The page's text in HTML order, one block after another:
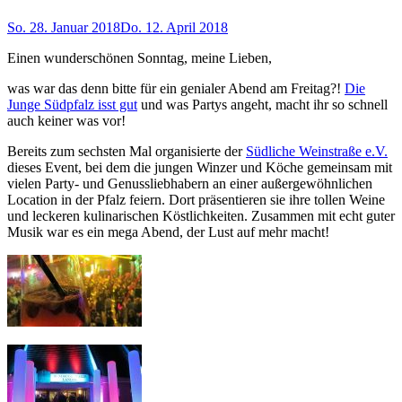
So. 28. Januar 2018Do. 12. April 2018
Einen wunderschönen Sonntag, meine Lieben,
was war das denn bitte für ein genialer Abend am Freitag?! Die
Junge Südpfalz isst gut und was Partys angeht, macht ihr so schnell
auch keiner was vor!
Bereits zum sechsten Mal organisierte der Südliche Weinstraße e.V.
dieses Event, bei dem die jungen Winzer und Köche gemeinsam mit
vielen Party- und Genussliebhabern an einer außergewöhnlichen
Location in der Pfalz feiern. Dort präsentieren sie ihre tollen Weine
und leckeren kulinarischen Köstlichkeiten. Zusammen mit echt guter
Musik war es ein mega Abend, der Lust auf mehr macht!